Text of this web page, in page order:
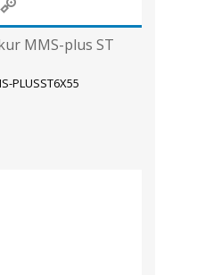
MMS-plus ST
PLUSST6X55